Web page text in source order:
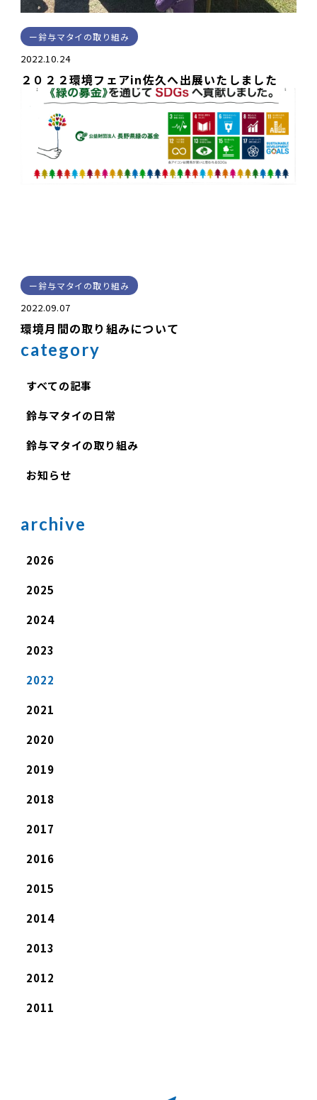
鈴与マタイの取り組み
2022.10.24
２０２２環境フェアin佐久へ出展いたしました
鈴与マタイの取り組み
2022.09.07
環境月間の取り組みについて
category
すべての記事
鈴与マタイの日常
鈴与マタイの取り組み
お知らせ
archive
2026
2025
2024
2023
2022
2021
2020
2019
2018
2017
2016
2015
2014
2013
2012
2011